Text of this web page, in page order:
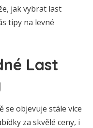
jak vybrat last
tipy na levné
Last
se objevuje stále více
za skvělé ceny, i